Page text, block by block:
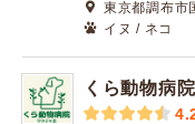
東京都調布市
イヌ / ネコ
くら動物病